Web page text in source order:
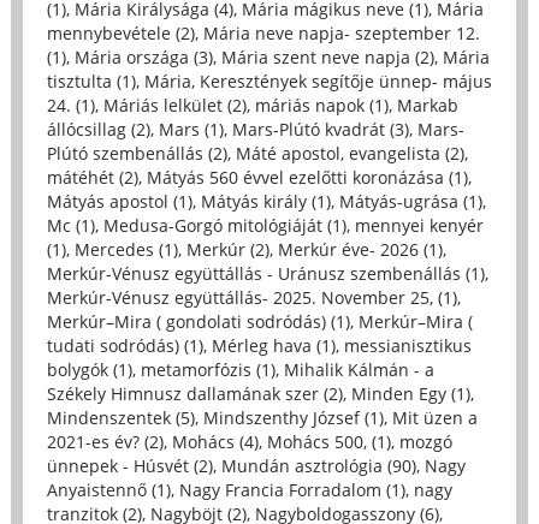
(1), Mária Királysága (4), Mária mágikus neve (1), Mária
mennybevétele (2), Mária neve napja- szeptember 12.
(1), Mária országa (3), Mária szent neve napja (2), Mária
tisztulta (1), Mária, Keresztények segítője ünnep- május
24. (1), Máriás lelkület (2), máriás napok (1), Markab
állócsillag (2), Mars (1), Mars-Plútó kvadrát (3), Mars-
Plútó szembenállás (2), Máté apostol, evangelista (2),
mátéhét (2), Mátyás 560 évvel ezelőtti koronázása (1),
Mátyás apostol (1), Mátyás király (1), Mátyás-ugrása (1),
Mc (1), Medusa-Gorgó mitológiáját (1), mennyei kenyér
(1), Mercedes (1), Merkúr (2), Merkúr éve- 2026 (1),
Merkúr-Vénusz együttállás - Uránusz szembenállás (1),
Merkúr-Vénusz együttállás- 2025. November 25, (1),
Merkúr–Mira ( gondolati sodródás) (1), Merkúr–Mira (
tudati sodródás) (1), Mérleg hava (1), messianisztikus
bolygók (1), metamorfózis (1), Mihalik Kálmán - a
Székely Himnusz dallamának szer (2), Minden Egy (1),
Mindenszentek (5), Mindszenthy József (1), Mit üzen a
2021-es év? (2), Mohács (4), Mohács 500, (1), mozgó
ünnepek - Húsvét (2), Mundán asztrológia (90), Nagy
Anyaistennő (1), Nagy Francia Forradalom (1), nagy
tranzitok (2), Nagyböjt (2), Nagyboldogasszony (6),